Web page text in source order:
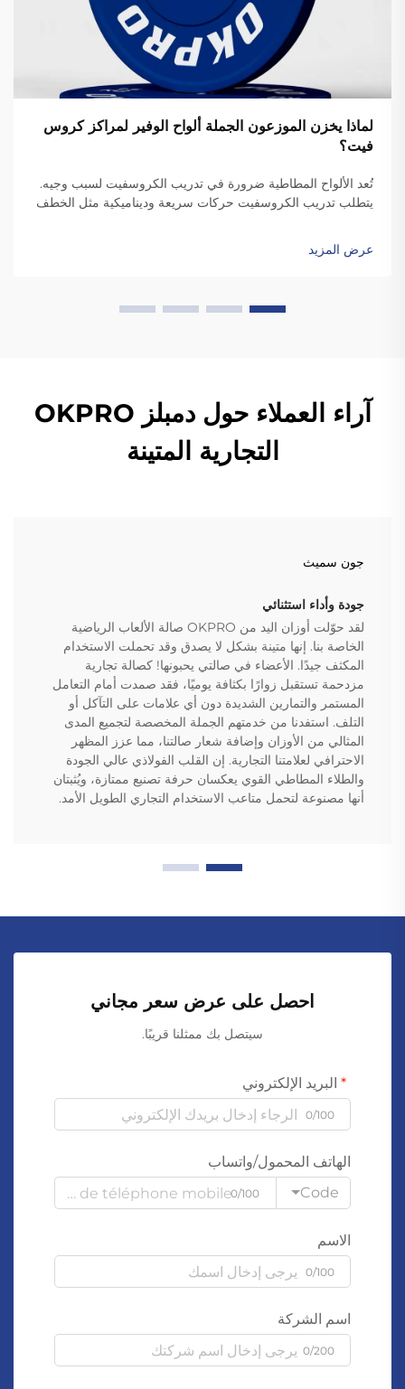
لماذا يخزن الموزعون الجملة ألواح الوفير لمراكز كروس
فيت؟
تُعد الألواح المطاطية ضرورة في تدريب الكروسفيت لسبب وجيه.
يتطلب تدريب الكروسفيت حركات سريعة وديناميكية مثل الخطف
القياسية، فإن الألواح المطاطية عالية الجودة تكون متينة بدرجة
كافية ل...
عرض المزيد
آراء العملاء حول دمبلز OKPRO
التجارية المتينة
جون سميث
جودة وأداء استثنائي
لقد حوّلت أوزان اليد من OKPRO صالة الألعاب الرياضية
الخاصة بنا. إنها متينة بشكل لا يصدق وقد تحملت الاستخدام
المكثف جيدًا. الأعضاء في صالتي يحبونها! كصالة تجارية
مزدحمة تستقبل زوارًا بكثافة يوميًا، فقد صمدت أمام التعامل
المستمر والتمارين الشديدة دون أي علامات على التآكل أو
التلف. استفدنا من خدمتهم الجملة المخصصة لتجميع المدى
المثالي من الأوزان وإضافة شعار صالتنا، مما عزز المظهر
الاحترافي لعلامتنا التجارية. إن القلب الفولاذي عالي الجودة
والطلاء المطاطي القوي يعكسان حرفة تصنيع ممتازة، ويُثبتان
أنها مصنوعة لتحمل متاعب الاستخدام التجاري الطويل الأمد.
احصل على عرض سعر مجاني
سيتصل بك ممثلنا قريبًا.
البريد الإلكتروني
0/100
الهاتف المحمول/واتساب
Code
0/100
الاسم
0/100
اسم الشركة
0/200